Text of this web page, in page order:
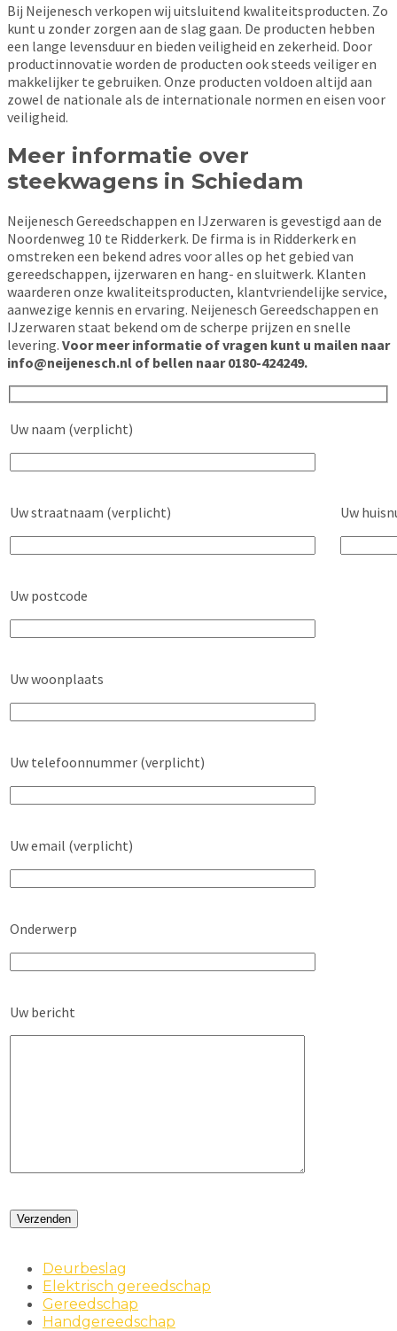
Bij Neijenesch verkopen wij uitsluitend kwaliteitsproducten. Zo
kunt u zonder zorgen aan de slag gaan. De producten hebben
een lange levensduur en bieden veiligheid en zekerheid. Door
productinnovatie worden de producten ook steeds veiliger en
makkelijker te gebruiken. Onze producten voldoen altijd aan
zowel de nationale als de internationale normen en eisen voor
veiligheid.
Meer informatie over
steekwagens in Schiedam
Neijenesch Gereedschappen en IJzerwaren is gevestigd aan de
Noordenweg 10 te Ridderkerk. De firma is in Ridderkerk en
omstreken een bekend adres voor alles op het gebied van
gereedschappen, ijzerwaren en hang- en sluitwerk. Klanten
waarderen onze kwaliteitsproducten, klantvriendelijke service,
aanwezige kennis en ervaring. Neijenesch Gereedschappen en
IJzerwaren staat bekend om de scherpe prijzen en snelle
levering. Voor meer informatie of vragen kunt u mailen naar
info@neijenesch.nl of bellen naar 0180-424249.
Uw naam (verplicht)
Uw straatnaam (verplicht) Uw
Uw postcode
Uw woonplaats
Uw telefoonnummer (verplicht)
Uw email (verplicht)
Onderwerp
Uw bericht
Deurbeslag
Elektrisch gereedschap
Gereedschap
Handgereedschap